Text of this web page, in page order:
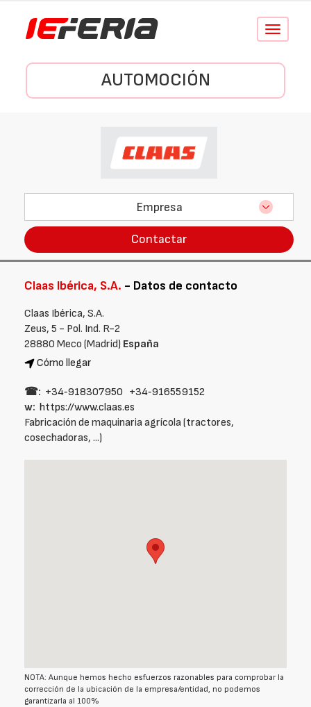
Conmutar
AUTOMOCIÓN
Empresa
Contactar
Claas Ibérica, S.A. - Datos de contacto
Claas Ibérica, S.A.
Zeus, 5 - Pol. Ind. R-2
28880 Meco (Madrid) España
Cómo llegar
☎: +34‑918307950 +34‑916559152
w: https://www.claas.es
Fabricación de maquinaria agrícola (tractores,
cosechadoras, ...)
NOTA: Aunque hemos hecho esfuerzos razonables para comprobar la
corrección de la ubicación de la empresa/entidad, no podemos
garantizarla al 100%